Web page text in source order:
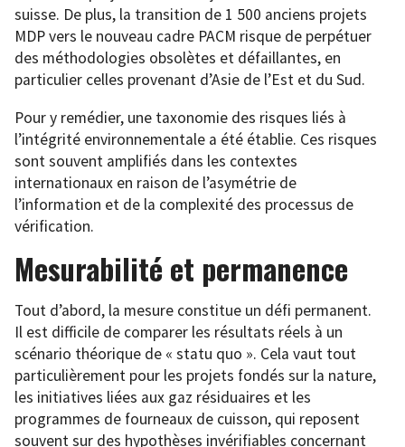
suisse. De plus, la transition de 1 500 anciens projets
MDP vers le nouveau cadre PACM risque de perpétuer
des méthodologies obsolètes et défaillantes, en
particulier celles provenant d’Asie de l’Est et du Sud.
Pour y remédier, une taxonomie des risques liés à
l’intégrité environnementale a été établie. Ces risques
sont souvent amplifiés dans les contextes
internationaux en raison de l’asymétrie de
l’information et de la complexité des processus de
vérification.
Mesurabilité et permanence
Tout d’abord, la mesure constitue un défi permanent.
Il est difficile de comparer les résultats réels à un
scénario théorique de « statu quo ». Cela vaut tout
particulièrement pour les projets fondés sur la nature,
les initiatives liées aux gaz résiduaires et les
programmes de fourneaux de cuisson, qui reposent
souvent sur des hypothèses invérifiables concernant